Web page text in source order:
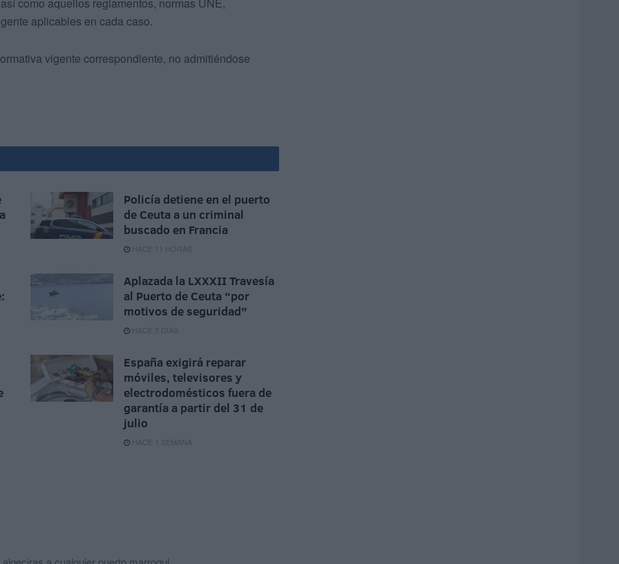
como aquellos reglamentos, normas UNE,
aplicables en cada caso.
vigente correspondiente, no admitiéndose
Policía detiene en el puerto
de Ceuta a un criminal
buscado en Francia
HACE 11 HORAS
Aplazada la LXXXII Travesía
al Puerto de Ceuta “por
motivos de seguridad”
HACE 5 DÍAS
España exigirá reparar
móviles, televisores y
electrodomésticos fuera de
garantía a partir del 31 de
julio
HACE 1 SEMANA